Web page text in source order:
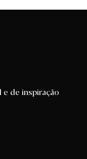
de inspiração